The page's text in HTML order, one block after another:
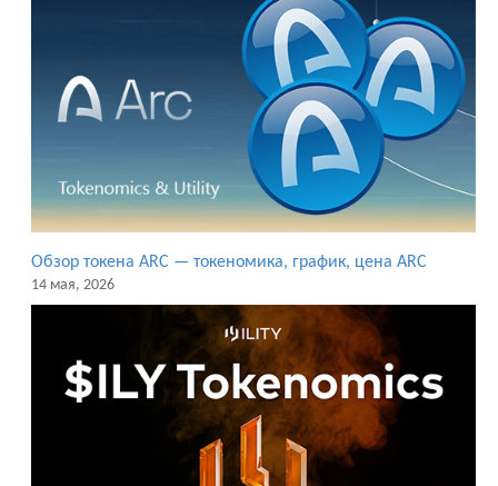
Обзор токена ARC — токеномика, график, цена ARC
14 мая, 2026